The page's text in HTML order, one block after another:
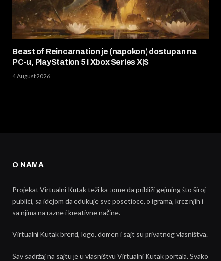
Beast of Reincarnation je (napokon) dostupan na
PC-u, PlayStation 5 i Xbox Series X|S
4 August 2026
O NAMA
Projekat Virtualni Kutak teži ka tome da približi gejming što široj
publici, sa idejom da edukuje sve posetioce, o igrama, kroz njih i
sa njima na razne i kreativne načine.
Virtualni Kutak brend, logo, domen i sajt su privatnog vlasništva.
Sav sadržaj na sajtu je u vlasništvu Virtualni Kutak portala. Svako